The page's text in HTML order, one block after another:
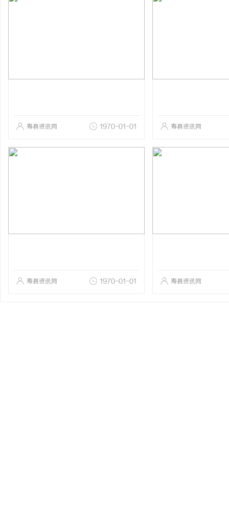
寿县资讯网 1970-01-01 寿县资讯网
寿县资讯网 1970-01-01 寿县资讯网